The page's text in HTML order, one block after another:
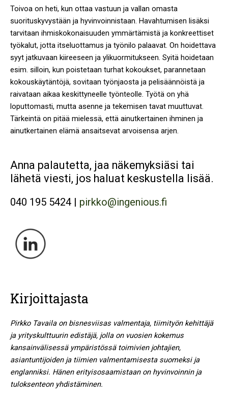
Toivoa on heti, kun ottaa vastuun ja vallan omasta
suorituskyvystään ja hyvinvoinnistaan. Havahtumisen lisäksi
tarvitaan ihmiskokonaisuuden ymmärtämistä ja konkreettiset
työkalut, jotta itseluottamus ja työnilo palaavat. On hoidettava
syyt jatkuvaan kiireeseen ja ylikuormitukseen. Syitä hoidetaan
esim. silloin, kun poistetaan turhat kokoukset, parannetaan
kokouskäytäntöjä, sovitaan työnjaosta ja pelisäännöistä ja
raivataan aikaa keskittyneelle työnteolle. Työtä on yhä
loputtomasti, mutta asenne ja tekemisen tavat muuttuvat.
Tärkeintä on pitää mielessä, että ainutkertainen ihminen ja
ainutkertainen elämä ansaitsevat arvoisensa arjen.
Anna palautetta, jaa näkemyksiäsi tai
lähetä viesti, jos haluat keskustella lisää.
040 195 5424 | pirkko@ingenious.fi
Kirjoittajasta
Pirkko Tavaila on bisnesviisas valmentaja, tiimityön kehittäjä
ja yrityskulttuurin edistäjä, jolla on vuosien kokemus
kansainvälisessä ympäristössä toimivien johtajien,
asiantuntijoiden ja tiimien valmentamisesta suomeksi ja
englanniksi. Hänen erityisosaamistaan on hyvinvoinnin ja
tuloksenteon yhdistäminen.